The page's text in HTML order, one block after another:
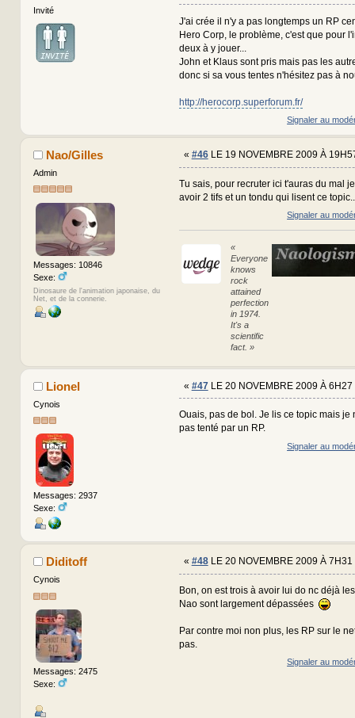
Invité
J'ai crée il n'y a pas longtemps un RP
Hero Corp, le problème, c'est que pour
deux à y jouer...
John et Klaus sont pris mais pas les
donc si sa vous tentes n'hésitez pas à
http://herocorp.superforum.fr/
Signaler au
Nao/Gilles
Admin
Messages: 10846
Sexe:
Dinosaure de l'animation japonaise, du
Net, et de la connerie.
« #46LE 19 NOVEMBRE 2009 À
Tu sais, pour recruter ici t'auras du mal
avoir 2 tifs et un tondu qui lisent ce
Signaler au
«
Everyone
knows
rock
attained
perfection
in 1974.
It's a
scientific
fact. »
Lionel
Cynois
Messages: 2937
Sexe:
« #47LE 20 NOVEMBRE 2009 À 6H27
Ouais, pas de bol. Je lis ce topic mais je
pas tenté par un RP.
Signaler au
Diditoff
Cynois
Messages: 2475
Sexe:
« #48LE 20 NOVEMBRE 2009 À 7H31
Bon, on est trois à avoir lui do nc déjà
Nao sont largement dépassées
Par contre moi non plus, les RP sur le
pas.
Signaler au